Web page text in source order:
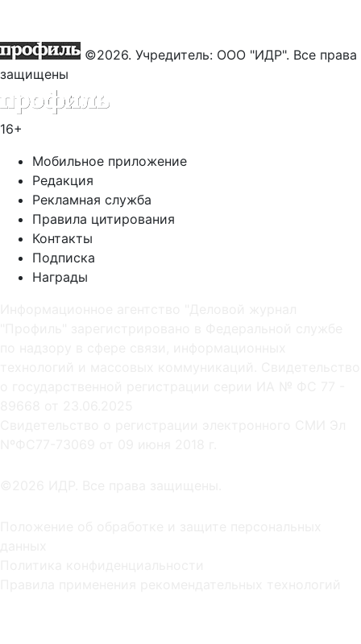
©2026. Учредитель: ООО "ИДР". Все права
защищены
16+
Мобильное приложение
Редакция
Рекламная служба
Правила цитирования
Контакты
Подписка
Награды